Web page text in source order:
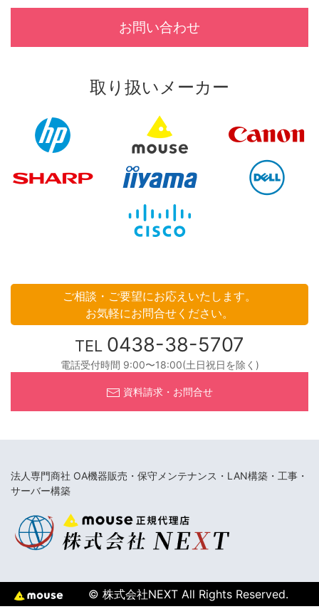
お問い合わせ
取り扱いメーカー
ご相談・ご要望にお応えいたします。
お気軽にお問合せください。
TEL 0438-38-5707
電話受付時間 9:00〜18:00(土日祝日を除く)
資料請求・お問合せ
法人専門商社 OA機器販売・保守メンテナンス・LAN構築・工事・
サーバー構築
© 株式会社NEXT All Rights Reserved.